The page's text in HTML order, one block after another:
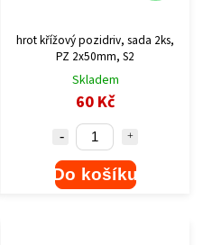
hrot křížový pozidriv, sada 2ks,
PZ 2x50mm, S2
Skladem
60 Kč
Do košíku